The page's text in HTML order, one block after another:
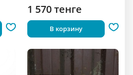
1 570 тенге
В корзину